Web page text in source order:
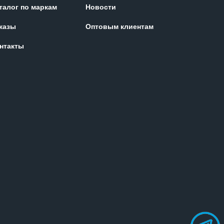
по маркам
Новости
Оптовым клиентам